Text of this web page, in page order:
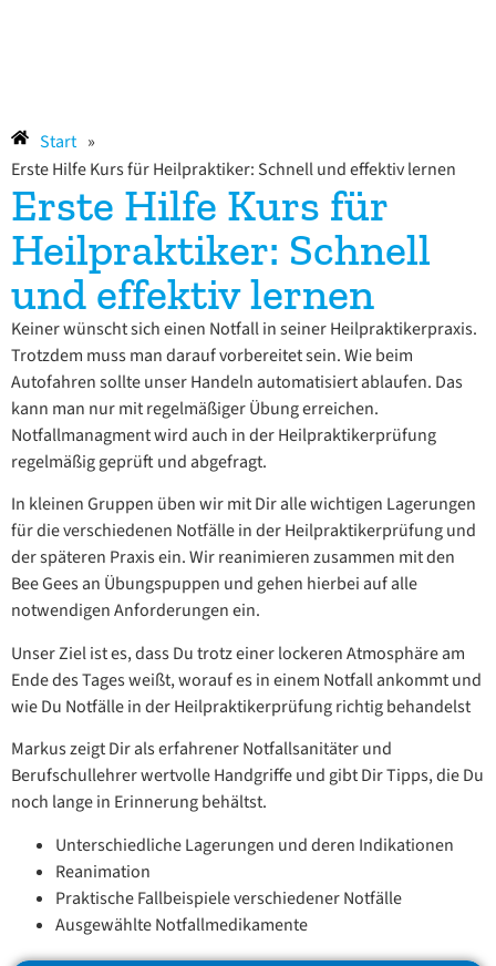
Start »
Erste Hilfe Kurs für Heilpraktiker: Schnell und effektiv lernen
Erste Hilfe Kurs für
Heilpraktiker: Schnell
und effektiv lernen
Keiner wünscht sich einen Notfall in seiner Heilpraktikerpraxis.
Trotzdem muss man darauf vorbereitet sein. Wie beim
Autofahren sollte unser Handeln automatisiert ablaufen. Das
kann man nur mit regelmäßiger Übung erreichen.
Notfallmanagment wird auch in der Heilpraktikerprüfung
regelmäßig geprüft und abgefragt.
In kleinen Gruppen üben wir mit Dir alle wichtigen Lagerungen
für die verschiedenen Notfälle in der Heilpraktikerprüfung und
der späteren Praxis ein. Wir reanimieren zusammen mit den
Bee Gees an Übungspuppen und gehen hierbei auf alle
notwendigen Anforderungen ein.
Unser Ziel ist es, dass Du trotz einer lockeren Atmosphäre am
Ende des Tages weißt, worauf es in einem Notfall ankommt und
wie Du Notfälle in der Heilpraktikerprüfung richtig behandelst
Markus zeigt Dir als erfahrener Notfallsanitäter und
Berufschullehrer wertvolle Handgriffe und gibt Dir Tipps, die Du
noch lange in Erinnerung behältst.
Unterschiedliche Lagerungen und deren Indikationen
Reanimation
Praktische Fallbeispiele verschiedener Notfälle
Ausgewählte Notfallmedikamente